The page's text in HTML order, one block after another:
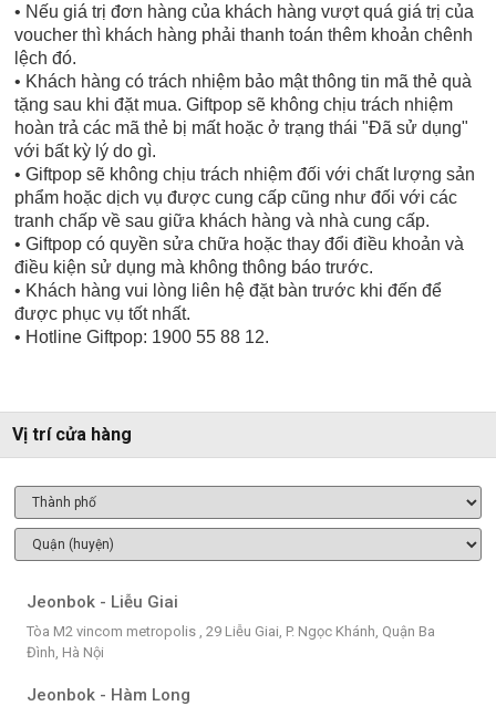
• Nếu giá trị đơn hàng của khách hàng vượt quá giá trị của
voucher thì khách hàng phải thanh toán thêm khoản chênh
lệch đó.
• Khách hàng có trách nhiệm bảo mật thông tin mã thẻ quà
tặng sau khi đặt mua. Giftpop sẽ không chịu trách nhiệm
hoàn trả các mã thẻ bị mất hoặc ở trạng thái "Đã sử dụng"
với bất kỳ lý do gì.
• Giftpop sẽ không chịu trách nhiệm đối với chất lượng sản
phẩm hoặc dịch vụ được cung cấp cũng như đối với các
tranh chấp về sau giữa khách hàng và nhà cung cấp.
• Giftpop có quyền sửa chữa hoặc thay đổi điều khoản và
điều kiện sử dụng mà không thông báo trước.
• Khách hàng vui lòng liên hệ đặt bàn trước khi đến để
được phục vụ tốt nhất.
• Hotline Giftpop: 1900 55 88 12.
Vị trí cửa hàng
Jeonbok - Liễu Giai
Tòa M2 vincom metropolis , 29 Liễu Giai, P. Ngọc Khánh, Quận Ba
Đình, Hà Nội
Jeonbok - Hàm Long